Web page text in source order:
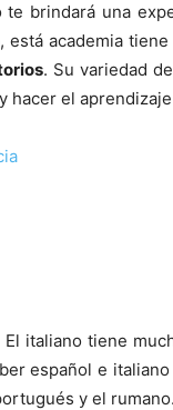
brindará una
academia
. Su variedad
hacer el
italiano tiene
español e
y el rumano.